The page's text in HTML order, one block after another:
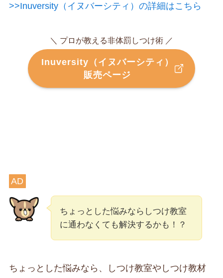
>>Inuversity（イヌバーシティ）の詳細はこちら
＼ プロが教える非体罰しつけ術 ／
Inuversity（イヌバーシティ）
販売ページ
AD
ちょっとした悩みならしつけ教室
に通わなくても解決するかも！？
ちょっとした悩みなら、しつけ教室やしつけ教材